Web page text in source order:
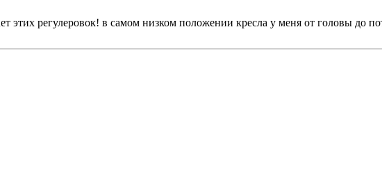
этих регулеровок! в самом низком положении кресла у меня от головы до